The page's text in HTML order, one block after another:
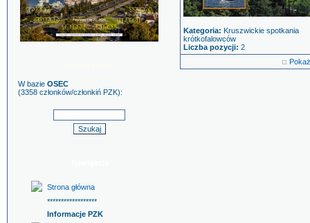
W bazie OSEC
(3358 członków/członkiń PZK):
Strona główna
******************
Informacje PZK
Kategoria: Kruszwickie spotkania
krótkofalowców
Liczba pozycji: 2